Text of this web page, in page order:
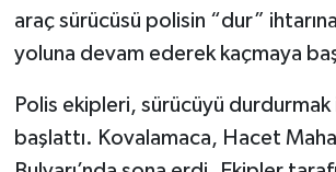
araç sürücüsü polisin “dur”
yoluna devam ederek kaçmaya
Polis ekipleri, sürücüyü
başlattı. Kovalamaca, Hacet